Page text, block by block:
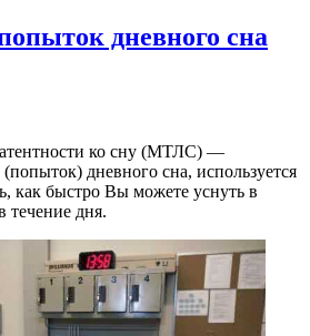
дневного сна
ко сну (МТЛС) —
дневного сна, используется
как быстро Вы можете уснуть в
течение дня.